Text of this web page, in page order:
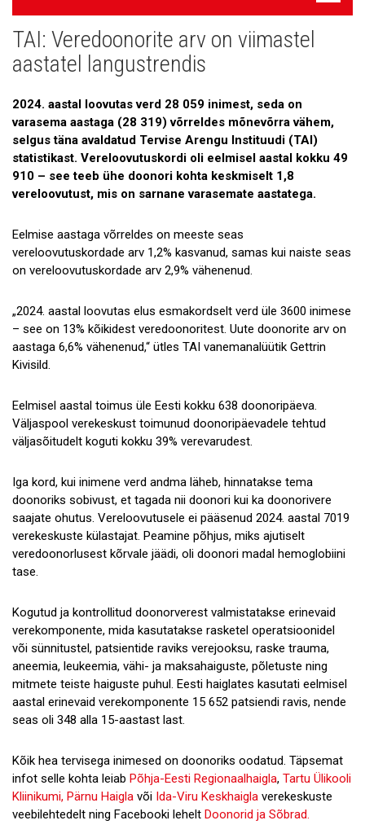
navigatsioon
Uudised
Galerii
Koostöö
Tule tööle!
Tule ekskursioonile!
TAI: Veredoonorite arv on viimastel
aastatel langustrendis
2024. aastal loovutas verd 28 059 inimest, seda on
varasema aastaga (28 319) võrreldes mõnevõrra vähem,
selgus täna avaldatud Tervise Arengu Instituudi (TAI)
statistikast. Vereloovutuskordi oli eelmisel aastal kokku 49
910 – see teeb ühe doonori kohta keskmiselt 1,8
vereloovutust, mis on sarnane varasemate aastatega.
Eelmise aastaga võrreldes on meeste seas
vereloovutuskordade arv 1,2% kasvanud, samas kui naiste seas
on vereloovutuskordade arv 2,9% vähenenud.
„2024. aastal loovutas elus esmakordselt verd üle 3600 inimese
– see on 13% kõikidest veredoonoritest. Uute doonorite arv on
aastaga 6,6% vähenenud,“ ütles TAI vanemanalüütik Gettrin
Kivisild.
Eelmisel aastal toimus üle Eesti kokku 638 doonoripäeva.
Väljaspool verekeskust toimunud doonoripäevadele tehtud
väljasõitudelt koguti kokku 39% verevarudest.
Iga kord, kui inimene verd andma läheb, hinnatakse tema
doonoriks sobivust, et tagada nii doonori kui ka doonorivere
saajate ohutus. Vereloovutusele ei pääsenud 2024. aastal 7019
verekeskuste külastajat. Peamine põhjus, miks ajutiselt
veredoonorlusest kõrvale jäädi, oli doonori madal hemoglobiini
tase.
Kogutud ja kontrollitud doonorverest valmistatakse erinevaid
verekomponente, mida kasutatakse rasketel operatsioonidel
või sünnitustel, patsientide raviks verejooksu, raske trauma,
aneemia, leukeemia, vähi- ja maksahaiguste, põletuste ning
mitmete teiste haiguste puhul. Eesti haiglates kasutati eelmisel
aastal erinevaid verekomponente 15 652 patsiendi ravis, nende
seas oli 348 alla 15-aastast last.
Kõik hea tervisega inimesed on doonoriks oodatud. Täpsemat
infot selle kohta leiab Põhja-Eesti Regionaalhaigla, Tartu Ülikooli
Kliinikumi, Pärnu Haigla või Ida-Viru Keskhaigla verekeskuste
veebilehtedelt ning Facebooki lehelt Doonorid ja Sõbrad.